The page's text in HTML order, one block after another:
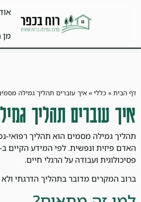
דף הבית » כללי » איך עוברים תהליך גמילה
איך עוברים תהליך
תהליך גמילה מסמים הוא תהליך
פסיכולוגית ועבודה על הרגלי חיים.
ברוב המקרים מדובר בתהליך הדרגתי